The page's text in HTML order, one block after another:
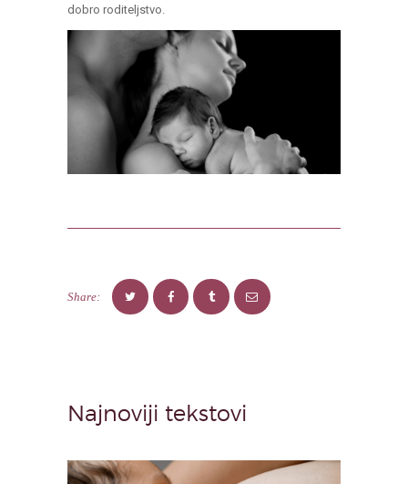
dobro roditeljstvo.
Share:
Najnoviji tekstovi